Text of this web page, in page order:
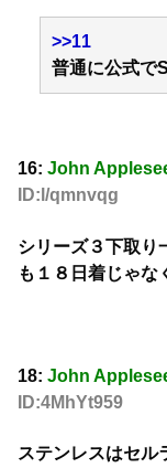
>>11
普通に公式で
16: John
ID:l/qmnvqg
シリーズ３下取り
も１８日着じゃな
18: John
ID:4MhYt959
ステンレスはセル